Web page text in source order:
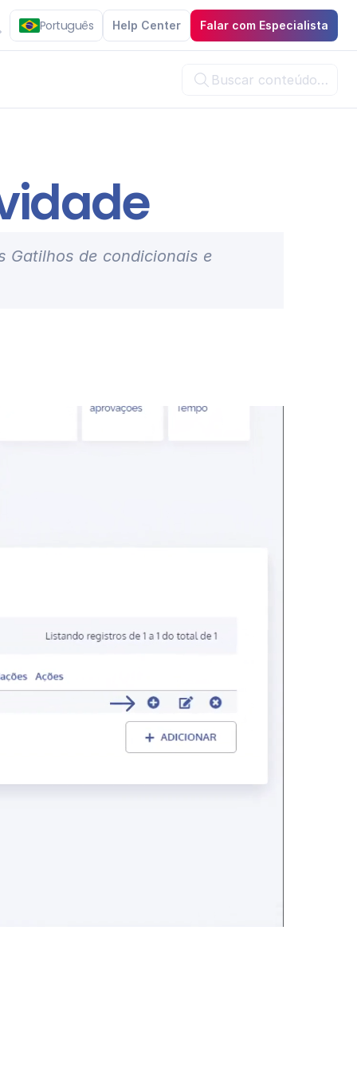
Português Help Center Falar com Especialista
 Buscar conteúdo…
Gatilhos de condicionais